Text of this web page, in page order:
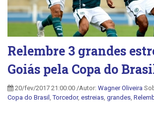
Relembre 3 grandes
Goiás pela Copa do
20/fev/2017 21:00:00 /Autor: Wagner Oliveira
Copa do Brasil ,Torcedor, estreias grandes